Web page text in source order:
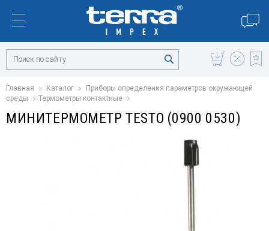
Главная Каталог
Приборы определения параметров окружающей
среды
Термометры контактные
МИНИТЕРМОМЕТР TESTO (0900 0530)